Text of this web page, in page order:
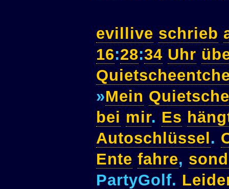
evillive schrieb
16:28:34 Uhr
»Mein
bei mir. Es
Autoschlüssel.
Ente fahre,
PartyGolf.